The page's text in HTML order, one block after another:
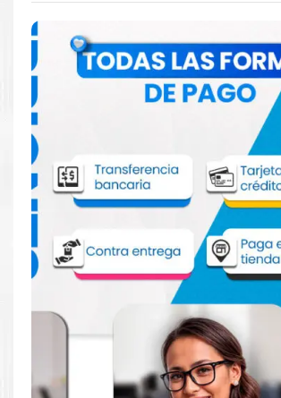
Comprar Kit Toner Canon
impresora C7065 C7055
Aprovecha nuestra experiencia y atención
productos. Tenemos promociones todos los
visítanos hoy para encontrar la solución
impresora
, como laKit Toner
impresora C7065 C7055 C7260 C7270